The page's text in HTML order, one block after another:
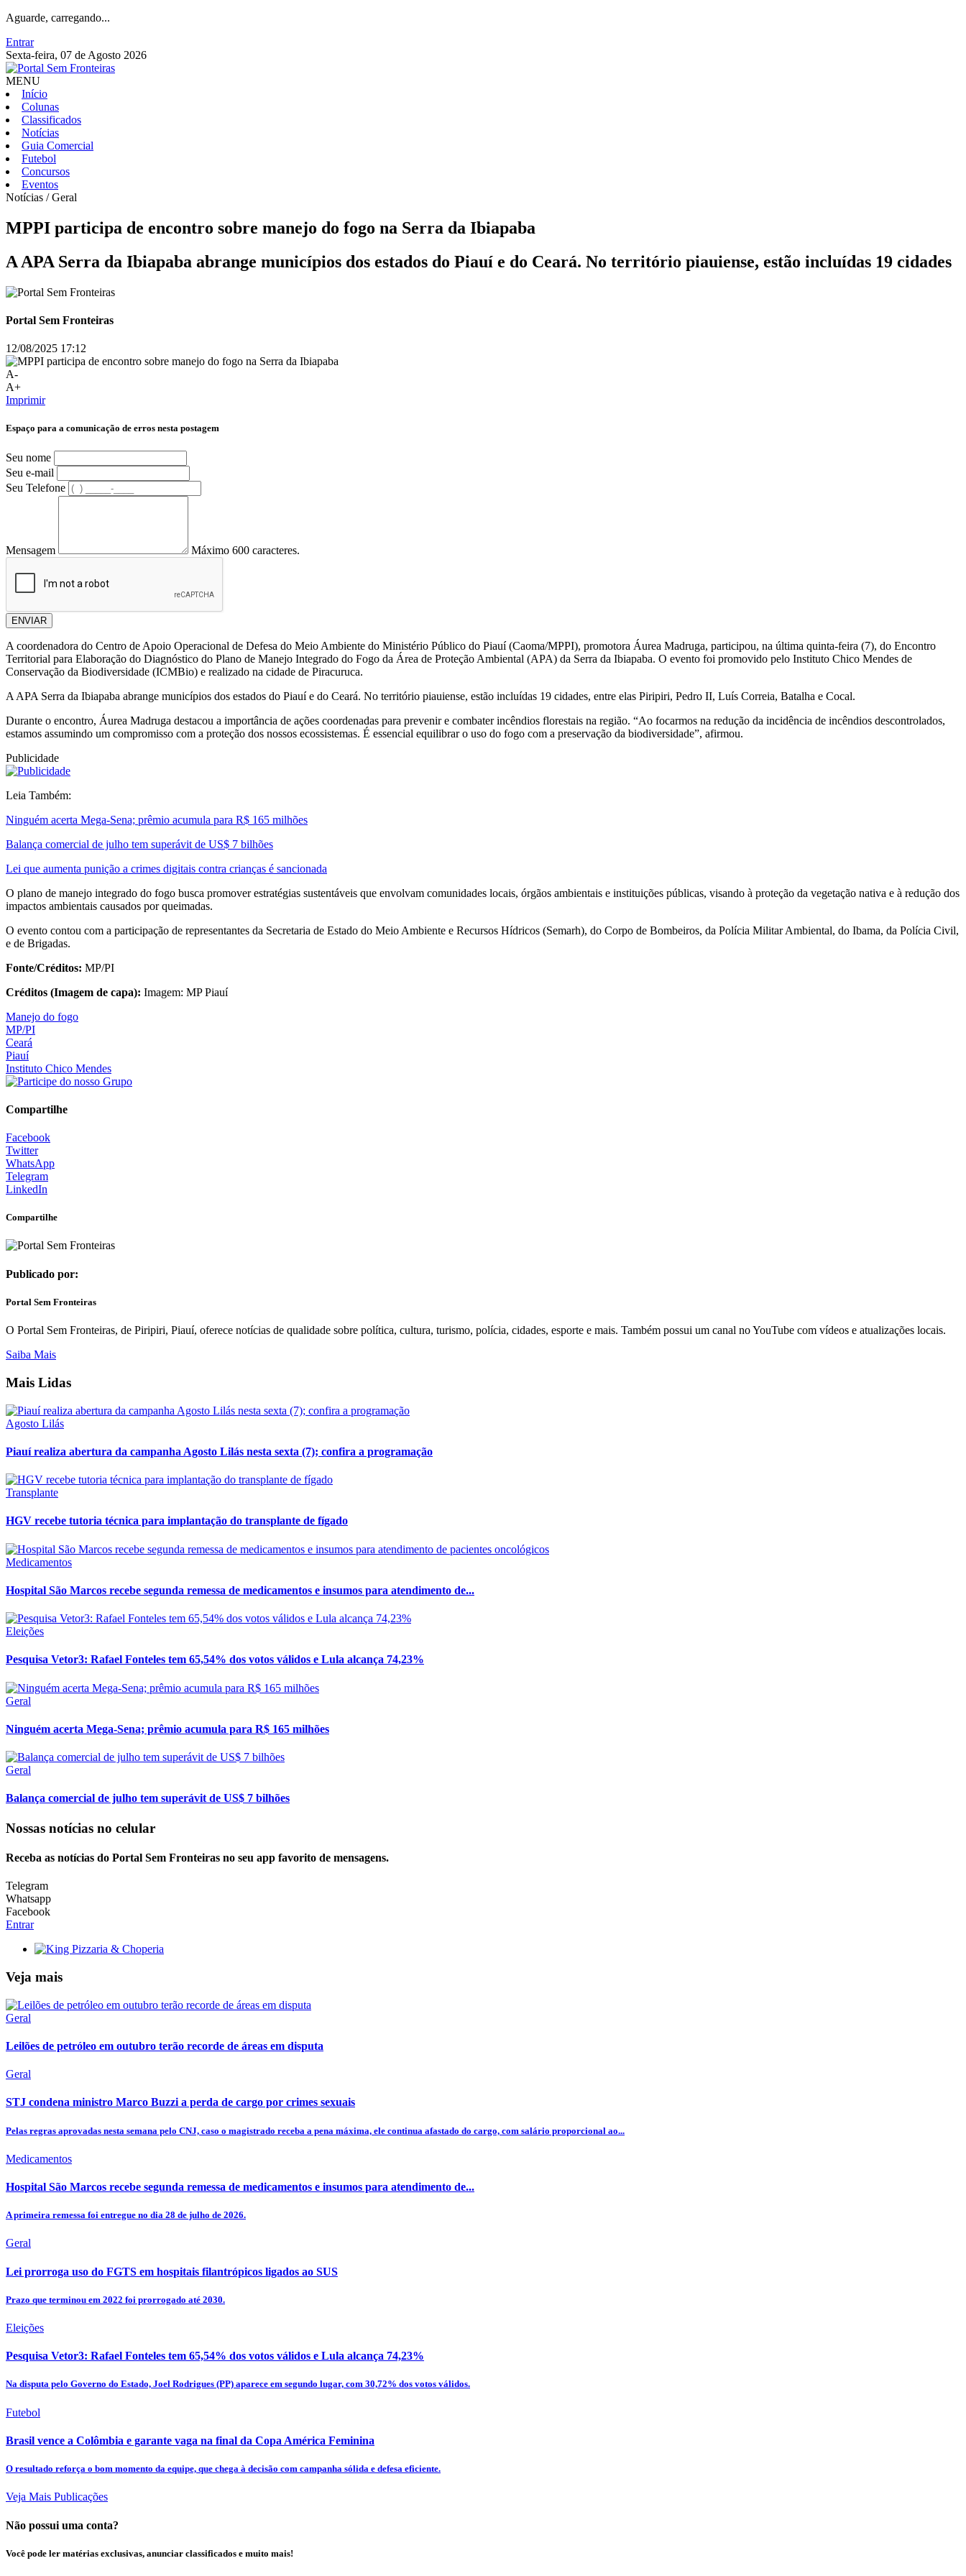
Aguarde, carregando...
Entrar
Sexta-feira, 07 de Agosto 2026
MENU
Início
Colunas
Classificados
Notícias
Guia Comercial
Futebol
Concursos
Eventos
Notícias / Geral
MPPI participa de encontro sobre manejo do fogo na Serra da Ibiapaba
A APA Serra da Ibiapaba abrange municípios dos estados do Piauí e do Ceará. No território piauiense, estão incluídas 19 cidades
Portal Sem Fronteiras
12/08/2025 17:12
A-
A+
Imprimir
Espaço para a comunicação de erros nesta postagem
Seu nome
Seu e-mail
Seu Telefone
Mensagem Máximo 600 caracteres.
ENVIAR
A coordenadora do Centro de Apoio Operacional de Defesa do Meio Ambiente do Ministério Público do Piauí (Caoma/MPPI), promotora Áurea Madruga, participou, na última quinta-feira (7), do Encontro
Territorial para Elaboração do Diagnóstico do Plano de Manejo Integrado do Fogo da Área de Proteção Ambiental (APA) da Serra da Ibiapaba. O evento foi promovido pelo Instituto Chico Mendes de
Conservação da Biodiversidade (ICMBio) e realizado na cidade de Piracuruca.
A APA Serra da Ibiapaba abrange municípios dos estados do Piauí e do Ceará. No território piauiense, estão incluídas 19 cidades, entre elas Piripiri, Pedro II, Luís Correia, Batalha e Cocal.
Durante o encontro, Áurea Madruga destacou a importância de ações coordenadas para prevenir e combater incêndios florestais na região. “Ao focarmos na redução da incidência de incêndios descontrolados,
estamos assumindo um compromisso com a proteção dos nossos ecossistemas. É essencial equilibrar o uso do fogo com a preservação da biodiversidade”, afirmou.
Publicidade
Leia Também:
Ninguém acerta Mega-Sena; prêmio acumula para R$ 165 milhões
Balança comercial de julho tem superávit de US$ 7 bilhões
Lei que aumenta punição a crimes digitais contra crianças é sancionada
O plano de manejo integrado do fogo busca promover estratégias sustentáveis que envolvam comunidades locais, órgãos ambientais e instituições públicas, visando à proteção da vegetação nativa e à redução dos
impactos ambientais causados por queimadas.
O evento contou com a participação de representantes da Secretaria de Estado do Meio Ambiente e Recursos Hídricos (Semarh), do Corpo de Bombeiros, da Polícia Militar Ambiental, do Ibama, da Polícia Civil,
e de Brigadas.
Fonte/Créditos: MP/PI
Créditos (Imagem de capa): Imagem: MP Piauí
Manejo do fogo
MP/PI
Ceará
Piauí
Instituto Chico Mendes
Compartilhe
Facebook
Twitter
WhatsApp
Telegram
LinkedIn
Compartilhe
Publicado por:
Portal Sem Fronteiras
O Portal Sem Fronteiras, de Piripiri, Piauí, oferece notícias de qualidade sobre política, cultura, turismo, polícia, cidades, esporte e mais. Também possui um canal no YouTube com vídeos e atualizações locais.
Saiba Mais
Mais Lidas
Agosto Lilás
Piauí realiza abertura da campanha Agosto Lilás nesta sexta (7); confira a programação
Transplante
HGV recebe tutoria técnica para implantação do transplante de fígado
Medicamentos
Hospital São Marcos recebe segunda remessa de medicamentos e insumos para atendimento de...
Eleições
Pesquisa Vetor3: Rafael Fonteles tem 65,54% dos votos válidos e Lula alcança 74,23%
Geral
Ninguém acerta Mega-Sena; prêmio acumula para R$ 165 milhões
Geral
Balança comercial de julho tem superávit de US$ 7 bilhões
Nossas notícias no celular
Receba as notícias do Portal Sem Fronteiras no seu app favorito de mensagens.
Telegram
Whatsapp
Facebook
Entrar
Veja mais
Geral
Leilões de petróleo em outubro terão recorde de áreas em disputa
Geral
STJ condena ministro Marco Buzzi a perda de cargo por crimes sexuais
Pelas regras aprovadas nesta semana pelo CNJ, caso o magistrado receba a pena máxima, ele continua afastado do cargo, com salário proporcional ao...
Medicamentos
Hospital São Marcos recebe segunda remessa de medicamentos e insumos para atendimento de...
A primeira remessa foi entregue no dia 28 de julho de 2026.
Geral
Lei prorroga uso do FGTS em hospitais filantrópicos ligados ao SUS
Prazo que terminou em 2022 foi prorrogado até 2030.
Eleições
Pesquisa Vetor3: Rafael Fonteles tem 65,54% dos votos válidos e Lula alcança 74,23%
Na disputa pelo Governo do Estado, Joel Rodrigues (PP) aparece em segundo lugar, com 30,72% dos votos válidos.
Futebol
Brasil vence a Colômbia e garante vaga na final da Copa América Feminina
O resultado reforça o bom momento da equipe, que chega à decisão com campanha sólida e defesa eficiente.
Veja Mais Publicações
Não possui uma conta?
Você pode ler matérias exclusivas, anunciar classificados e muito mais!